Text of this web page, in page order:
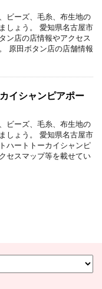
ビーズ、毛糸、布生地の
しょう。 愛知県名古屋市
ン店の店情報やアクセス
原田ボタン店の店舗情報
イシャンピアポー
ビーズ、毛糸、布生地の
しょう。 愛知県名古屋市
ハートトーカイシャンピ
セスマップ等を載せてい